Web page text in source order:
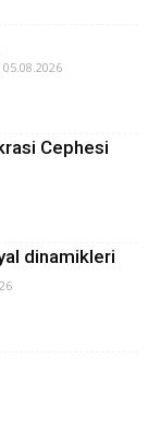
05.08.2026
Cephesi
dinamikleri